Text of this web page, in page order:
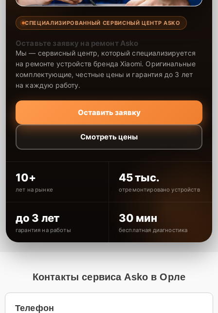
СПЕЦИАЛИЗИРОВАННЫЙ СЕРВИСНЫЙ ЦЕНТР ASKO
Оставьте заявку на ремонт Asko
Мы — сервисный центр, который специализируется
на ремонте устройств бренда Xiaomi. Оригинальные
комплектующие, честные цены и гарантия до 3 лет
на каждую работу.
Оставить заявку
Смотреть цены
10+
лет на рынке
45 тыс.
отремонтировано устройств
до 3 лет
гарантия на работы
30 мин
бесплатная диагностика
Контакты сервиса Asko в Орле
Телефон